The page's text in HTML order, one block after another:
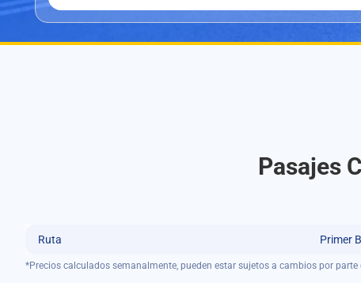
Pasajes
Ruta Primer
*Precios calculados semanalmente, pueden estar sujetos a cambios por parte